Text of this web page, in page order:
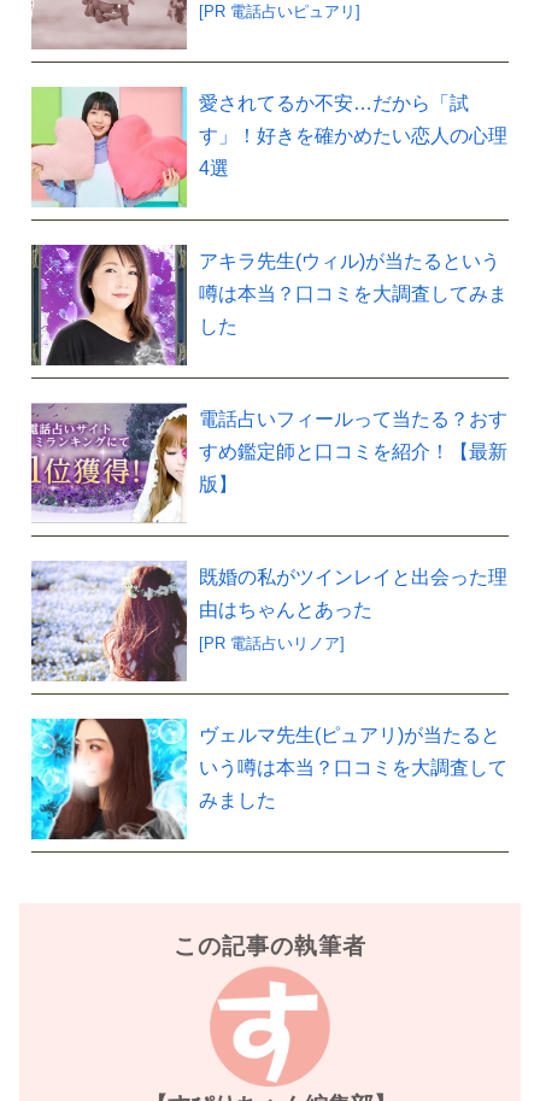
[PR 電話占いピュアリ]
愛されてるか不安…だから「試
す」！好きを確かめたい恋人の心理
4選
アキラ先生(ウィル)が当たるという
噂は本当？口コミを大調査してみま
した
電話占いフィールって当たる？おす
すめ鑑定師と口コミを紹介！【最新
版】
既婚の私がツインレイと出会った理
由はちゃんとあった
[PR 電話占いリノア]
ヴェルマ先生(ピュアリ)が当たると
いう噂は本当？口コミを大調査して
みました
この記事の執筆者